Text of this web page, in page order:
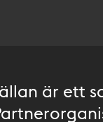
är ett